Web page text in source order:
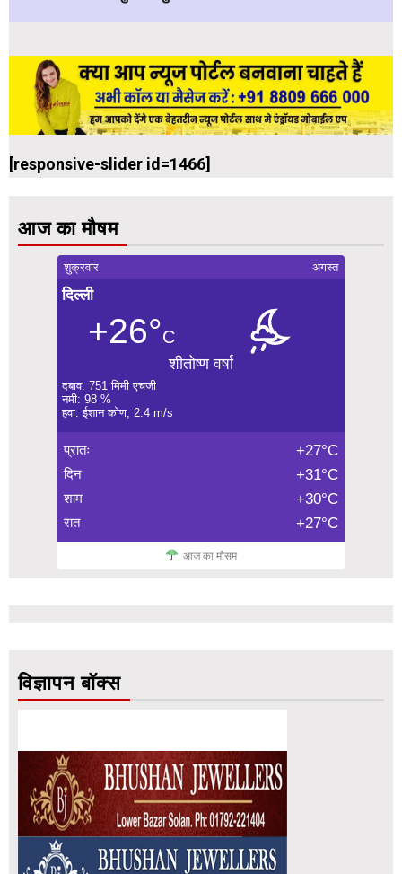
[responsive-slider id=1466]
आज का मौषम
शुक्रवार अगस्त
दिल्ली
+26°C
शीतोष्ण वर्षा
दबाव: 751 मिमी एचजी
नमी: 98 %
हवा: ईशान कोण, 2.4 m/s
प्रातः +27°C
दिन +31°C
शाम +30°C
रात +27°C
आज का मौसम
विज्ञापन बॉक्स